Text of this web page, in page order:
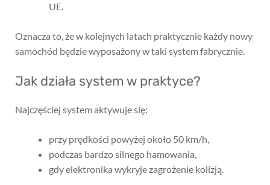
UE.
Oznacza to, że w kolejnych latach praktycznie każdy nowy
samochód będzie wyposażony w taki system fabrycznie.
Jak działa system w praktyce?
Najczęściej system aktywuje się:
przy prędkości powyżej około 50 km/h,
podczas bardzo silnego hamowania,
gdy elektronika wykryje zagrożenie kolizją.